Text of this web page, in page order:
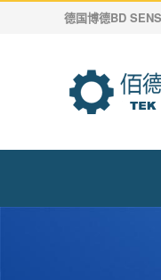
德国博德BD